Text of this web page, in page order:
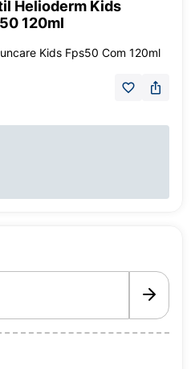
Helioderm Kids
120ml
Kids Fps50 Com 120ml